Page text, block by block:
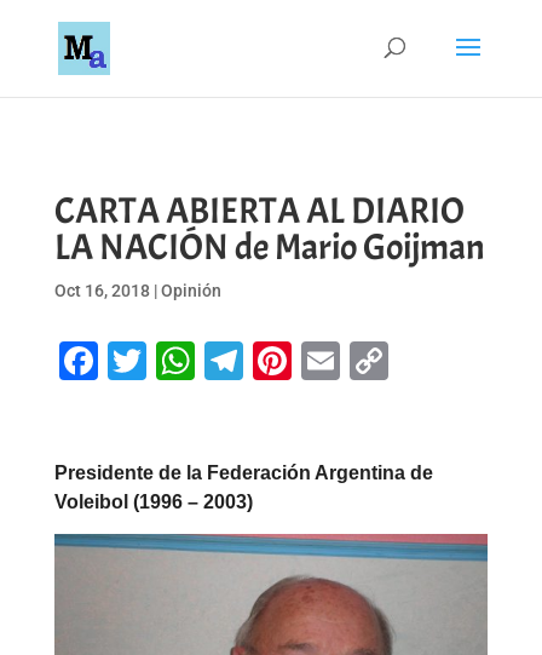
CARTA ABIERTA AL DIARIO
LA NACIÓN de Mario Goijman
Oct 16, 2018|Opinión
Facebook
Twitter
WhatsApp
Telegram
Pinterest
EmailCopy
Presidente de la Federación Argentina de
Voleibol (1996 – 2003)